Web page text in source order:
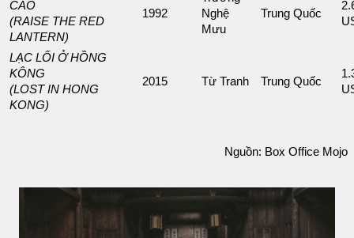
CAO
(RAISE THE RED
LANTERN)
1992
Nghệ
Mưu
Trung Quốc
LẠC LỐI Ở HỒNG
KÔNG
(LOST IN HONG
KONG)
2015 Từ Tranh Trung Quốc
Nguồn: Box Office Mojo